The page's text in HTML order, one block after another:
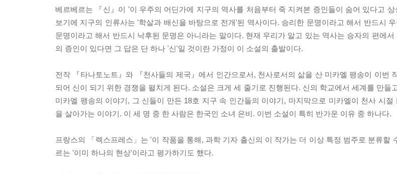
베르베르는 『신』이 '이 우주의 어딘가에 지구의 역사를 처음부터 죽 지켜본 증인들이 숨어 있다고
보기에 지구의 인류사는 '학살과 배신을 바탕으로 전개'된 역사이다. 승리한 문명이라고 해서 반드시
문명이라고 해서 반드시 낙후된 문명은 아니라는 말이다. 현재 우리가 알고 있는 역사는 승자의 편에
의 증인이 있다면 그 답은 단 하나 '신'일 것이란 가정이 이 소설의 출발이다.
전작 『타나토노트』와 『천사들의 제국』에서 인간으로서, 천사로서의 삶을 산 미카엘 팽송이 이번
되어 신이 되기 위한 경쟁을 펼치게 된다. 소설은 크게 세 줄기로 진행된다. 신의 학교에서 세계를 만들
미카엘 팽송의 이야기, 그 신들이 만든 18호 지구 속 인간들의 이야기, 마지막으로 미카엘이 천사 시
을 살아가는 이야기. 이 세 명 중 한 사람은 한국인 소녀 은비. 이번 소설이 특히 반가운 이유 중 하나다.
프랑스의 「렉스프레스」는 '이 작품을 통해, 과학 기자 출신의 이 작가는 더 이상 특정 범주로 분류할
르는 '이미 하나의 현상'이라고 평가하기도 했다.